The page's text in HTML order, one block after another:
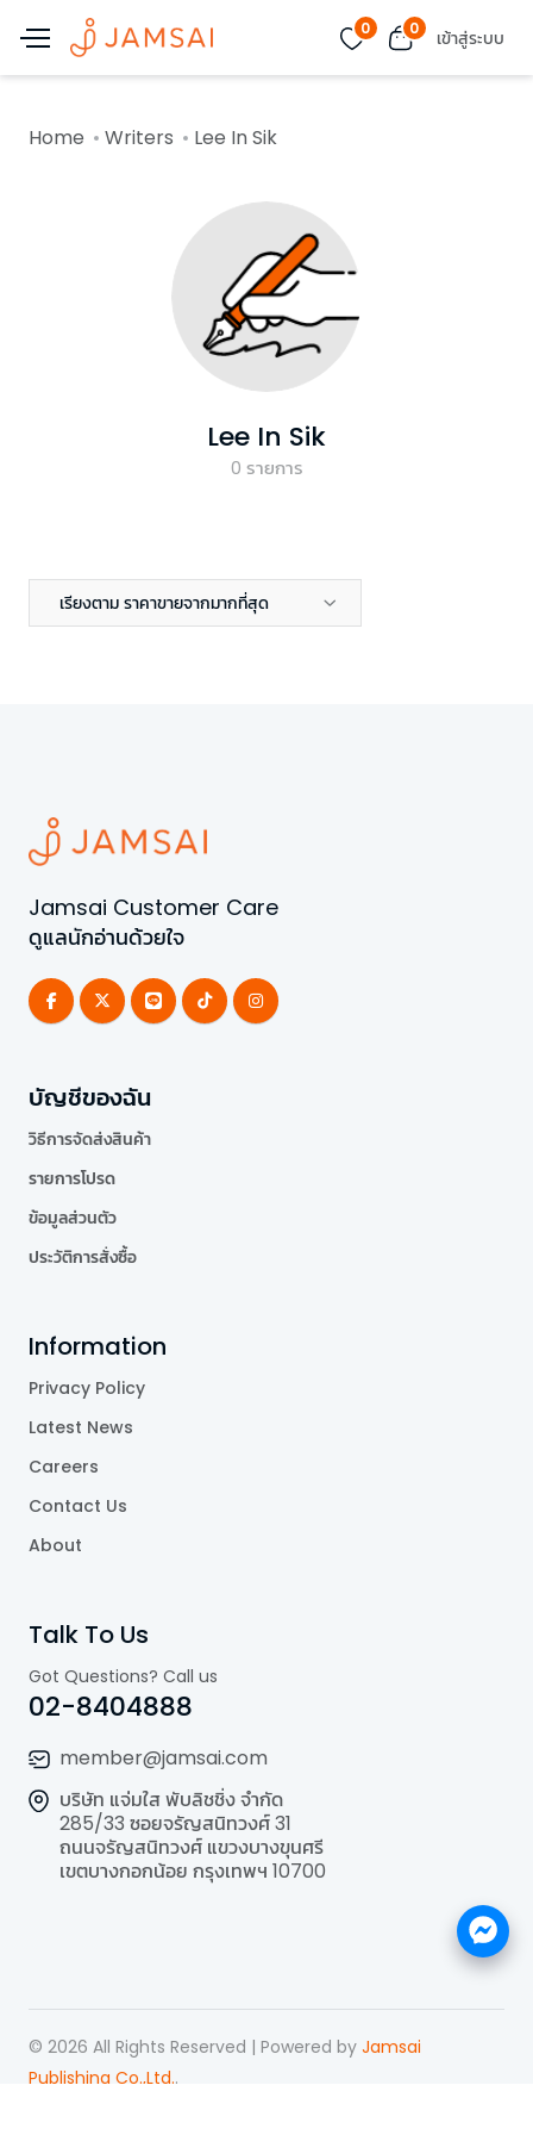
0 0 เข้าสู่ระบบ
Home Writers Lee In Sik
Lee In Sik
0 รายการ
เรียงตาม ราคาขายจากมากที่สุด
Jamsai Customer Care
ดูแลนักอ่านด้วยใจ
บัญชีของฉัน
วิธีการจัดส่งสินค้า
รายการโปรด
ข้อมูลส่วนตัว
ประวัติการสั่งซื้อ
Information
Privacy Policy
Latest News
Careers
Contact Us
About
Talk To Us
Got Questions? Call us
02-8404888
member@jamsai.com
บริษัท แจ่มใส พับลิชชิ่ง จำกัด
285/33 ซอยจรัญสนิทวงศ์ 31
ถนนจรัญสนิทวงศ์ แขวงบางขุนศรี
เขตบางกอกน้อย กรุงเทพฯ 10700
© 2026 All Rights Reserved | Powered by Jamsai
Publishing Co.,Ltd..